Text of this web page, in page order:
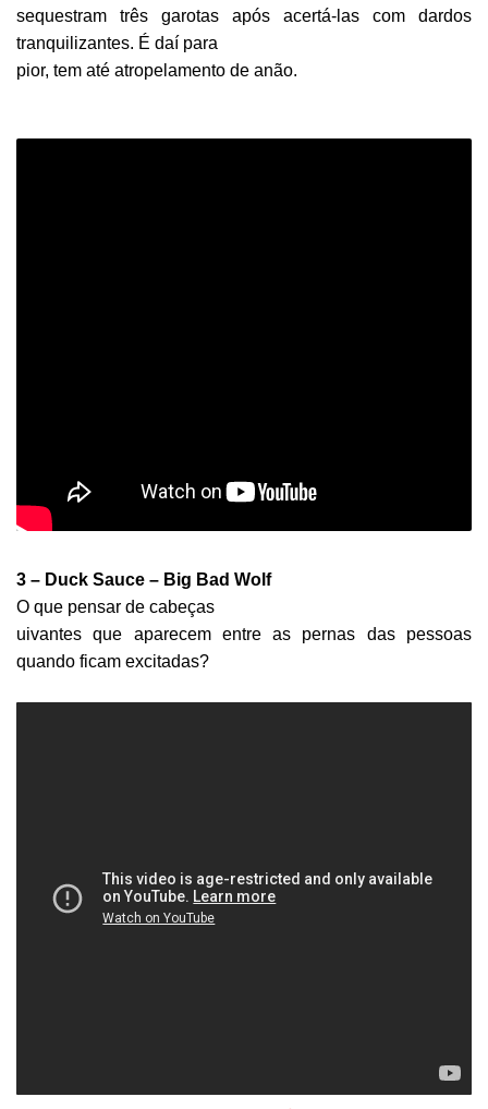
sequestram três garotas após acertá-las com dardos
tranquilizantes. É daí para
pior, tem até atropelamento de anão.
3 – Duck Sauce – Big Bad Wolf
O que pensar de cabeças
uivantes que aparecem entre as pernas das pessoas
quando ficam excitadas?